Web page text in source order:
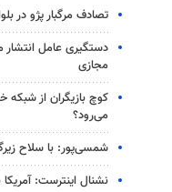
تصادف مرگبار پژو در
دستگیری عامل انتشار
مجازی
کوچ بازیگران از
می‌رود؟
شمسی‌پور: با سلاح
نشنال اینترست: